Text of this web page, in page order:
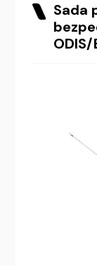
Sada
ODIS/